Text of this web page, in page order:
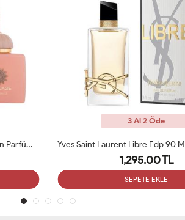
Amouage Guidance Edp 100 Ml Bayan Parfüm ARC
3 Al 2 Öde
Yves Saint Laurent Libre Edp 90
1,295.00 TL
SEPETE EKLE